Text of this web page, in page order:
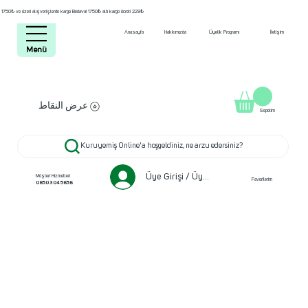
1750₺ ve üzeri alışverişlerde kargo Bedava! 1750₺ altı kargo ücreti 229₺
Anasayfa Hakkımızda Üyelik Programı İletişim
Kuruyemiş Online'a hoşgeldiniz, ne arzu edersiniz?
Müşteri Hizmetleri
0850 304 5656
Üye Girişi / Üye ol
عرض النقاط
Favorilerim
Sepetim
Menü